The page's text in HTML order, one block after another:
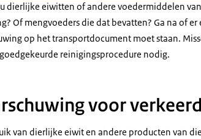
dierlijke eiwitten of andere voedermiddelen
Of mengvoeders die dat bevatten? Ga na of er
op het transportdocument moet staan.
reinigingsprocedure nodig.
voor
van dierlijke eiwit en andere producten van